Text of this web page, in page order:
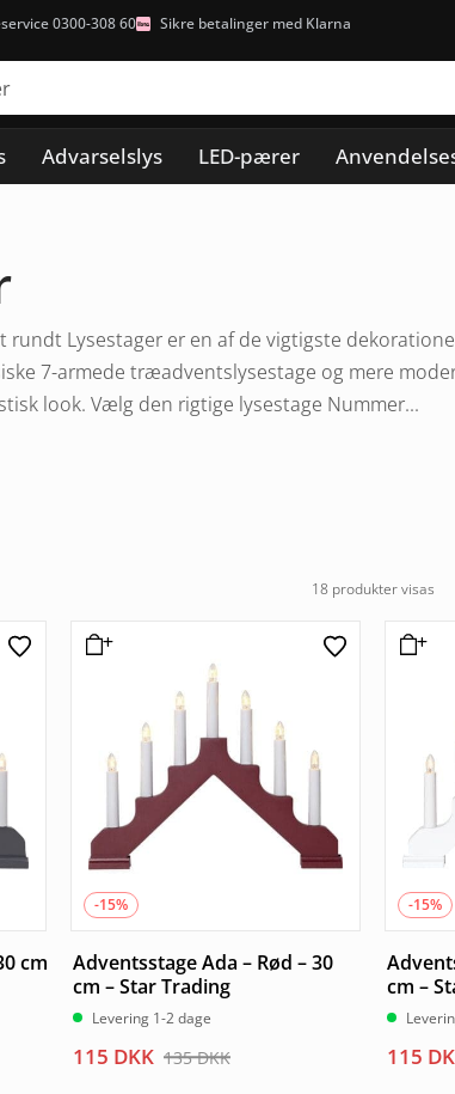
0300-308 60 Sikre betalinger med Klarna
Advarselslys LED-pærer
rundt Lysestager er en af de vigtigste
7-armede træadventslysestage og mere
look. Vælg den rigtige lysestage Nummer...
18 produkter visas
cm
-15%
Adventsstage Ada – Rød – 30
cm – Star Trading
Levering 1-2 dage
135DKK
Den
115 DKK
Den
-15%
cm –
Den
115
Den